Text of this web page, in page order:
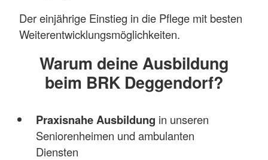
Der einjährige Einstieg in die Pflege mit besten
Weiterentwicklungsmöglichkeiten.
Warum deine Ausbildung
beim BRK Deggendorf?
Praxisnahe Ausbildung in unseren
Seniorenheimen und ambulanten
Diensten